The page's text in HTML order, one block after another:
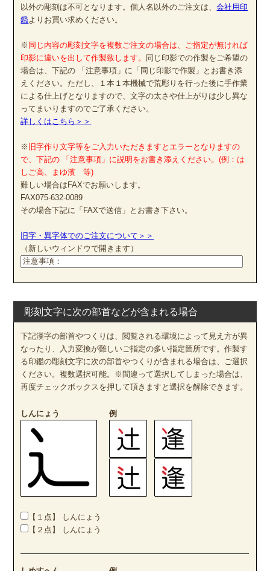
以外の彫刻は不可となります。個人名以外のご注文は、会社用印
鑑よりお買い求めください。
※ 同じ内容の彫刻文字を複数ご注文の場合は、ご指定が無ければ
印影に違いを出して作製致します。
同じ印影での作製をご希望の
場合は、下記の 「注意事項」に「同じ印影で作製」とお書き添
えください。ただし、１本１本機械で荒彫りを行った後に手作業
による仕上げとなりますので、文字の太さや仕上がりは少し異な
ってまいりますのでご了承ください。
詳しくはこちら＞＞
※ 旧字作り文字等をご入力いただきますとエラーとなりますの
で、下記の 「注意事項」に説明をお書き添えください。(例：は
しご高、まゆ濱 等)
難しい場合はFAXでお願いします。
FAX075-632-0089
その場合下記に「FAXで送信」とお書き下さい。
旧字・異字体でのご注文について＞＞
（新しいウィンドウで開きます）
彫刻文字に次の部首などが含まれる場合
下記漢字の部首やつくりは、閲覧される環境によって見え方が異
なったり、入力変換が難しいご指定の多い指定箇所です。作製す
る印鑑の彫刻文字に次の部首やつくりが含まれる場合は、ご選択
ください。複数選択可能。※間違って選択してしまった場合は、
再度チェックボックスを押して頂きますと選択を解除できます。
しんにょう 例
【１点】 しんにょう
【２点】 しんにょう